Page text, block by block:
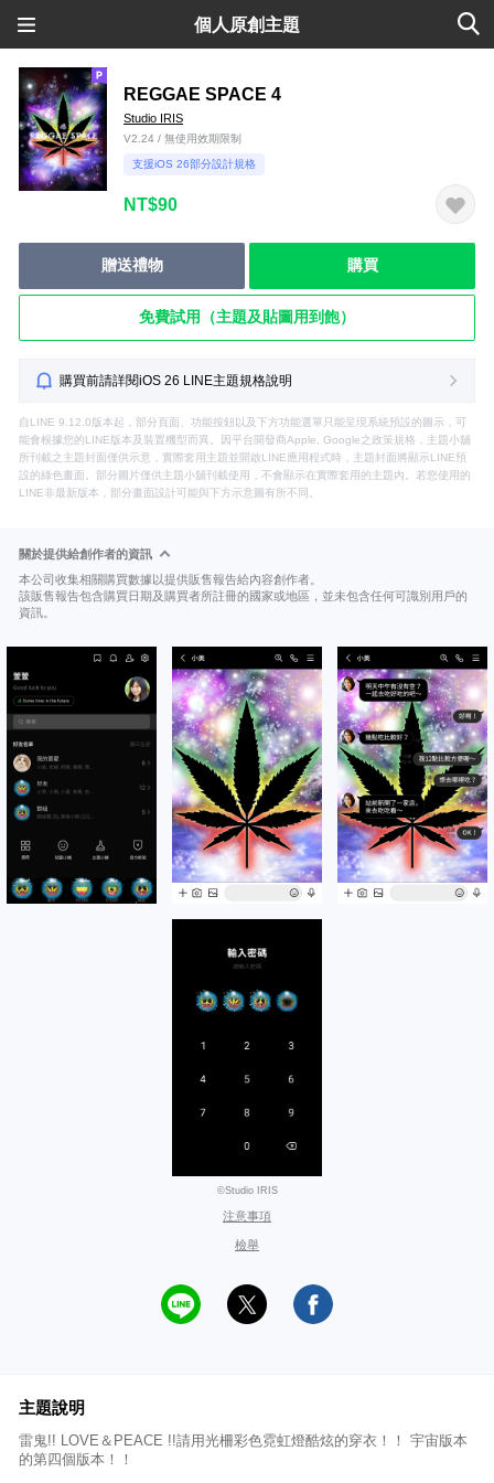
個人原創主題
REGGAE SPACE 4
Studio IRIS
V2.24 / 無使用效期限制
支援iOS 26部分設計規格
NT$90
贈送禮物 購買
免費試用（主題及貼圖用到飽）
購買前請詳閱iOS 26 LINE主題規格說明
自LINE 9.12.0版本起，部分頁面、功能按鈕以及下方功能選單只能呈現系統預設的圖示，可
能會根據您的LINE版本及裝置機型而異。因平台開發商Apple, Google之政策規格，主題小舖
所刊載之主題封面僅供示意，實際套用主題並開啟LINE應用程式時，主題封面將顯示LINE預
設的綠色畫面。部分圖片僅供主題小舖刊載使用，不會顯示在實際套用的主題內。若您使用的
LINE非最新版本，部分畫面設計可能與下方示意圖有所不同。
關於提供給創作者的資訊
本公司收集相關購買數據以提供販售報告給內容創作者。
該販售報告包含購買日期及購買者所註冊的國家或地區，並未包含任何可識別用戶的
資訊。
©Studio IRIS
注意事項
檢舉
主題說明
雷鬼!! LOVE＆PEACE !!請用光柵彩色霓虹燈酷炫的穿衣！！ 宇宙版本
的第四個版本！！